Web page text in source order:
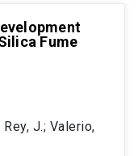
Fume
J.; Valerio,